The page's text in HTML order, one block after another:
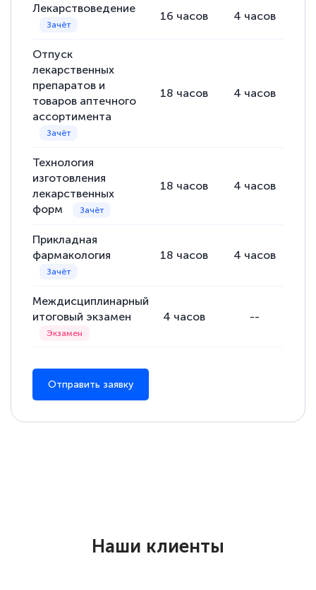
Светлана К
10 марта 2026
Оставила заявку на обучение онлайн, мне
быстро ответили, разъяснили все детали.
Обучение понравилось: огромное
пособий и учебников доступно на время
прохождения курса, удобная система
аттестации, проблем не возникло ни на
Лекарствоведение
16 часов 4 часов
Отпуск
лекарственных
препаратов и
товаров аптечного
ассортимента
18 часов 4 часов
Технология
изготовления
лекарственных
форм
18 часов 4 часов
Прикладная
фармакология
18 часов 4 часов
Междисциплинарный
итоговый экзамен
4 часов --
Отправить заявку
Наши клиенты